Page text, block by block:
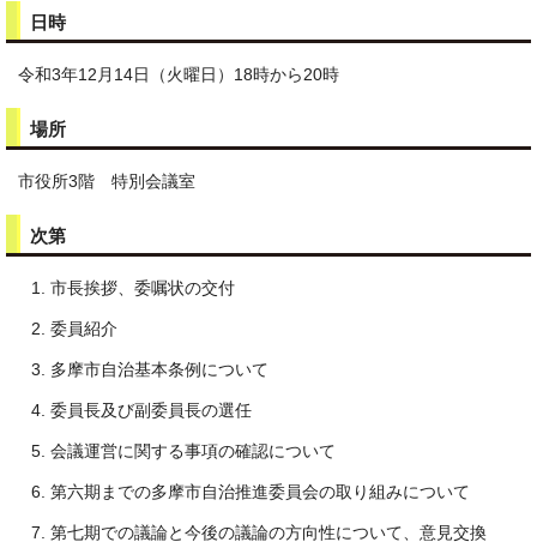
日時
令和3年12月14日（火曜日）18時から20時
場所
市役所3階 特別会議室
次第
市長挨拶、委嘱状の交付
委員紹介
多摩市自治基本条例について
委員長及び副委員長の選任
会議運営に関する事項の確認について
第六期までの多摩市自治推進委員会の取り組みについて
第七期での議論と今後の議論の方向性について、意見交換